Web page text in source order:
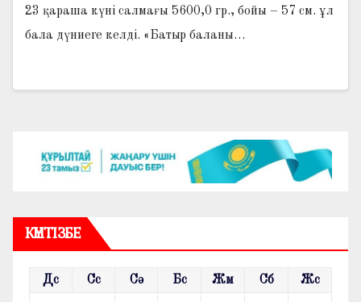
23 қараша күні салмағы 5600,0 гр., бойы – 57 см. ұл
бала дүниеге келді. «Батыр баланы…
КҮНТІЗБЕ
Дс Сс Сә Бс Жм Сб Жс